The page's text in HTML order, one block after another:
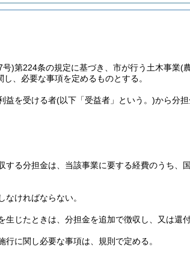
号)第224条の規定に基づき、市が行う土木事業(
、必要な事項を定めるものとする。
益を受ける者(以下「受益者」という。)から分担
する分担金は、当該事業に要する経費のうち、
ければならない。
じたときは、分担金を追加で徴収し、又は還
行に関し必要な事項は、規則で定める。